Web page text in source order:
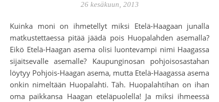
26 kesäkuun, 2013
Kuinka moni on ihmetellyt miksi Etelä-Haagaan junalla
matkustettaessa pitää jäädä pois Huopalahden asemalla?
Eikö Etelä-Haagan asema olisi luontevampi nimi Haagassa
sijaitsevalle asemalle? Kaupunginosan pohjoisosastahan
löytyy Pohjois-Haagan asema, mutta Etelä-Haagassa asema
onkin nimeltään Huopalahti. Täh. Huopalahtihan on ihan
oma paikkansa Haagan eteläpuolella! Ja miksi ihmeessä